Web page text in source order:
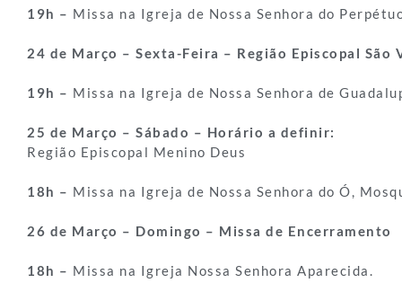
19h – Missa na Igreja de Nossa Senhora do
24 de Março – Sexta-Feira – Região Episcopal São
19h – Missa na Igreja de Nossa Senhora de
25 de Março – Sábado – Horário a definir:
Região Episcopal Menino Deus
18h – Missa na Igreja de Nossa Senhora do Ó,
26 de Março – Domingo – Missa de Encerramento
18h – Missa na Igreja Nossa Senhora Aparecida.